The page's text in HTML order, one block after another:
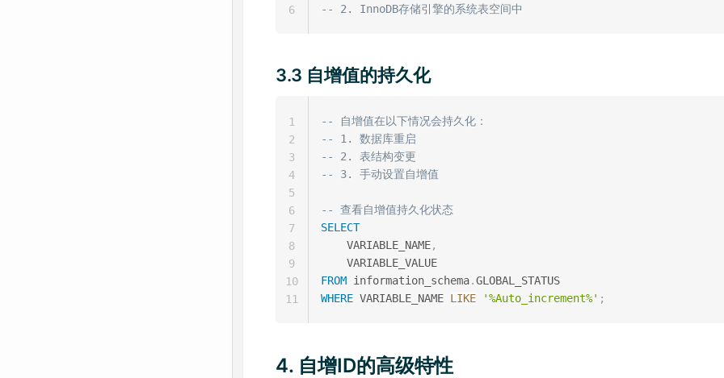
-- 2. InnoDB存储引擎的系统表空间中
6
3.3 自增值的持久化
-- 自增值在以下情况会持久化：
-- 1. 数据库重启
-- 2. 表结构变更
-- 3. 手动设置自增值
-- 查看自增值持久化状态
SELECT
    VARIABLE_NAME
,
    VARIABLE_VALUE
FROM information_schema.
WHERE VARIABLE_NAME LIKE '%Auto_increment%' ;
1
2
3
4
5
6
7
8
9
10
11
4. 自增ID的高级特性